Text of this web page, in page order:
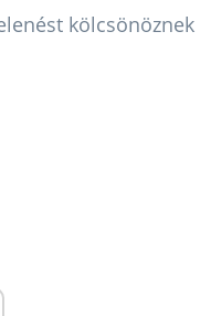
kölcsönöznek